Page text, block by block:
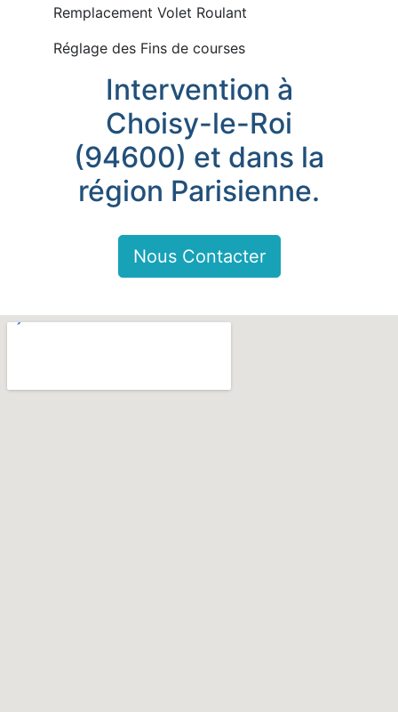
Remplacement Volet Roulant
Réglage des Fins de courses
Intervention à
Choisy-le-Roi
(94600) et dans la
région Parisienne.
Nous Contacter